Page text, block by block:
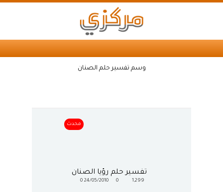
وسم تفسير حلم الصنان
محدث
تفسير حلم رؤيا الصنان
1,299
0
24/05/2010
0